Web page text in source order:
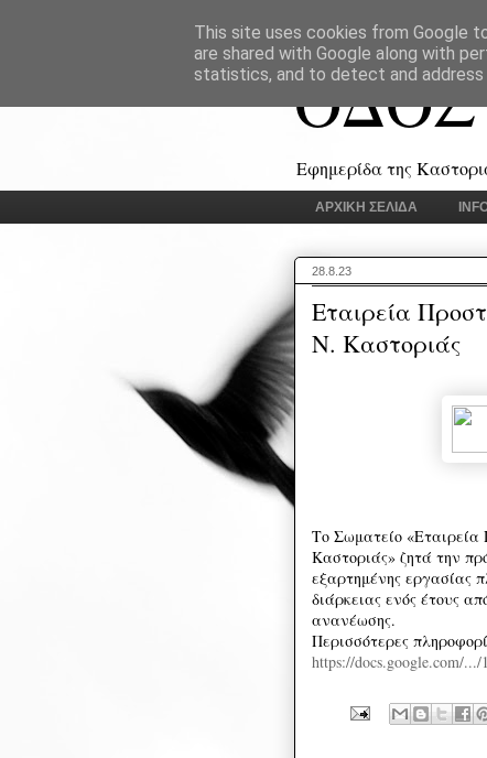
ΟΔΟΣ
Εφημερίδα της
ΑΡΧΙΚΗ ΣΕΛΙΔΑ
28.8.23
Εταιρεία
Ν. Καστοριάς
Το Σωματείο
Καστοριάς» ζητά την
εξαρτημένης εργασίας
διάρκειας ενός έτους
ανανέωσης.
Περισσότερες
https://docs.google.com/
This site uses cookies from Google
are shared with Google along with
statistics, and to detect and address